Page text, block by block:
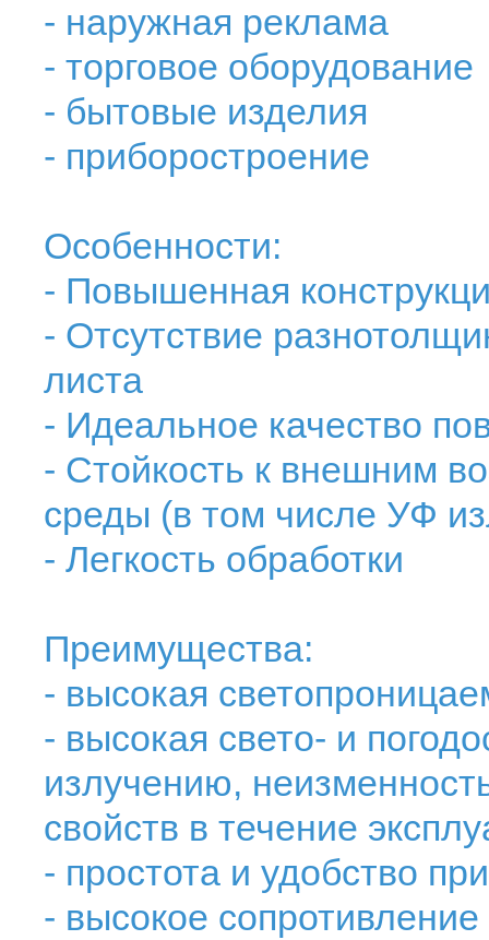
- наружная реклама
- торговое оборудование
- бытовые изделия
- приборостроение
Особенности:
- Повышенная
- Отсутствие
листа
- Идеальное качество
- Стойкость к внешним
среды (в том числе УФ
- Легкость обработки
Преимущества:
- высокая
- высокая свето- и
излучению,
свойств в течение
- простота и удобство
- высокое